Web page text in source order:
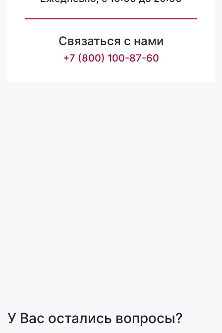
Связаться с нами
+7 (800) 100-87-60
У Вас остались вопросы?